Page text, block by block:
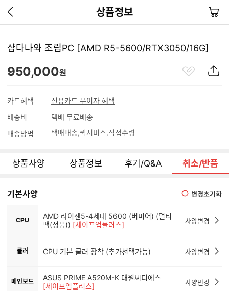
상품정보
이
지
기
장
바
샵다나와 조립PC [AMD R5-5600/RTX3050/16G]
950,000원
카드혜택
신용카드 무이자 혜택
배송비
택배 무료배송
배송방법
택배배송 퀵서비스 직접수령
상품사양 상품정보 후기/Q&A 취소/반품
기본사양 변경초기화
CPU
AMD 라이젠5-4세대 5600 (버미어) (멀티
팩(정품)) [세이프업플러스] 사양변경
쿨러 CPU 기본 쿨러 장착 (추가선택가능) 사양변경
메인보드
ASUS PRIME A520M-K 대원씨티에스
[세이프업플러스]
사양변경